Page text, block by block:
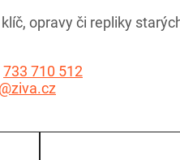
opravy či repliky
733 710 512